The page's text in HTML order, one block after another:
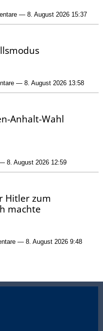
— 8. August 2026 15:37
— 8. August 2026 13:58
Anhalt-Wahl
8. August 2026 12:59
Hitler zum
machte
— 8. August 2026 9:48